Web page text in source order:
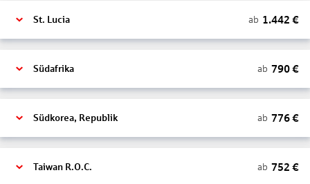
St. Lucia ab 1.442 €
Südafrika ab 790€
Südkorea, Republik ab 776€
Taiwan R.O.C. ab 752 €